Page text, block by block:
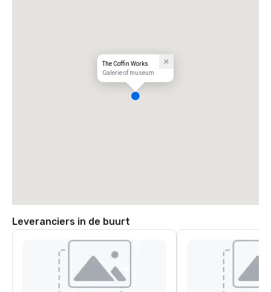
The Coffin Works
Galerie of museum
Leveranciers in de buurt